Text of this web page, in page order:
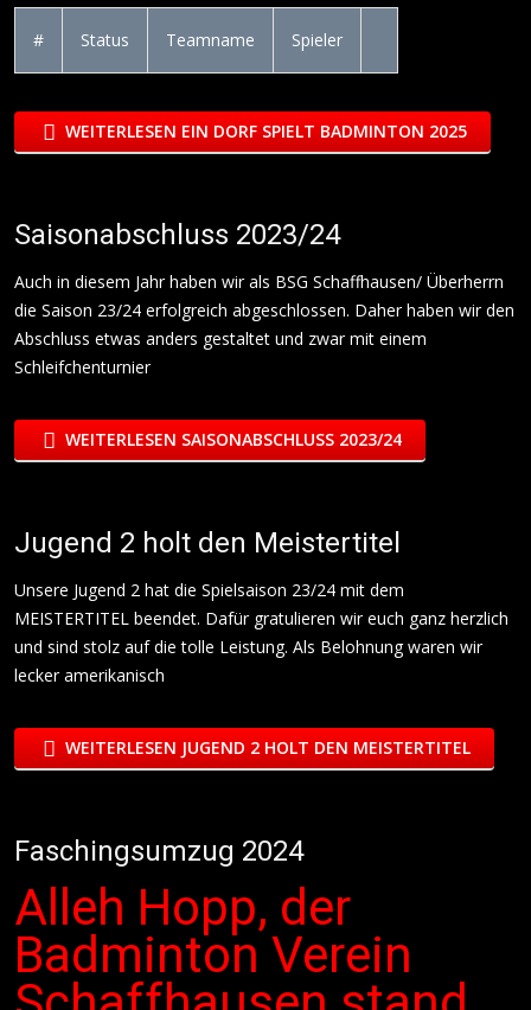
# Status Teamname Spieler
WEITERLESEN EIN DORF SPIELT BADMINTON 2025
Saisonabschluss 2023/24
Auch in diesem Jahr haben wir als BSG Schaffhausen/ Überherrn
die Saison 23/24 erfolgreich abgeschlossen. Daher haben wir den
Abschluss etwas anders gestaltet und zwar mit einem
Schleifchenturnier
WEITERLESEN SAISONABSCHLUSS 2023/24
Jugend 2 holt den Meistertitel
Unsere Jugend 2 hat die Spielsaison 23/24 mit dem
MEISTERTITEL beendet. Dafür gratulieren wir euch ganz herzlich
und sind stolz auf die tolle Leistung. Als Belohnung waren wir
lecker amerikanisch
WEITERLESEN JUGEND 2 HOLT DEN MEISTERTITEL
Faschingsumzug 2024
Alleh Hopp, der
Badminton Verein